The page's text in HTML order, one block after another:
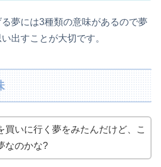
夢には3種類の意味があるので夢
出すことが大切です。
買いに行く夢をみたんだけど、こ
なのかな?